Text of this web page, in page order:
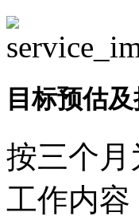
目标预估
按三个月
工作内容